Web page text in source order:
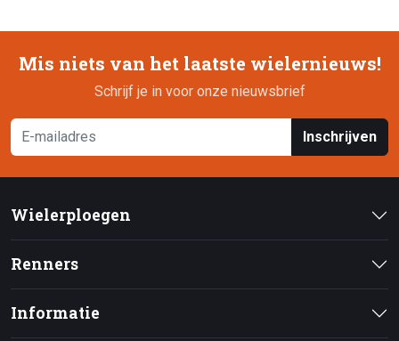
Mis niets van het laatste wielernieuws!
Schrijf je in voor onze nieuwsbrief
Inschrijven
Wielerploegen
Renners
Informatie